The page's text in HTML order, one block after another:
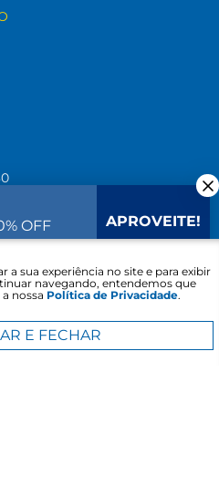
itensvendidos e
a sua experiência no site e para exibir
navegando, entendemos que
nossa Política de Privacidade.
E FECHAR
OFF
APROVEITE!
15 06 22